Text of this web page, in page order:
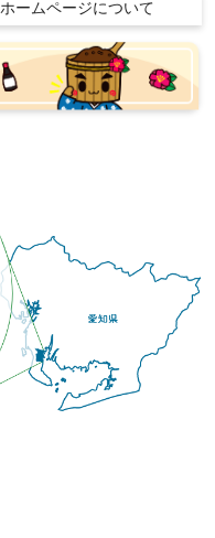
ホームページについて